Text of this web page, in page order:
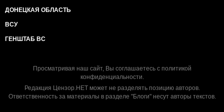
ДОНЕЦКАЯ ОБЛАСТЬ
ВСУ
ГЕНШТАБ ВС
Просматривая наш сайт, Вы соглашаетесь с политикой
конфиденциальности.
Редакция Цензор.НЕТ может не разделять позицию авторов.
Ответственность за материалы в разделе "Блоги" несут авторы текстов.